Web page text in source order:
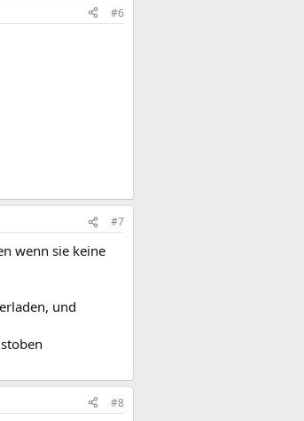
#6
#7
wenn sie keine
und
#8